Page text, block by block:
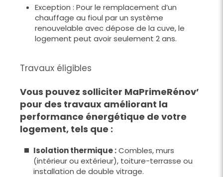
Exception : Pour le remplacement d’un
chauffage au fioul par un système
renouvelable avec dépose de la cuve, le
logement peut avoir seulement 2 ans.
Travaux éligibles
Vous pouvez solliciter MaPrimeRénov’
pour des travaux améliorant la
performance énergétique de votre
logement, tels que :
Isolation thermique :Combles, murs
(intérieur ou extérieur), toiture-terrasse ou
installation de double vitrage.